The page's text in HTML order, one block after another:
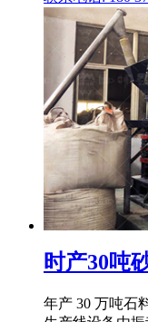
时产30吨
年产 30 万吨石